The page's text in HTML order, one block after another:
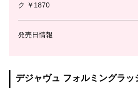
ク ￥1870
発売日情報
デジャヴュ フォルミングラッ